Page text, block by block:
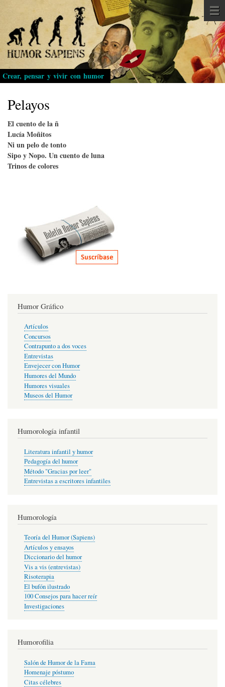
Pasar
al
contenido
principal
Crear, pensar y vivir con humor
Pelayos
El cuento de la ñ
Lucía Moñitos
Ni un pelo de tonto
Sipo y Nopo. Un cuento de luna
Trinos de colores
Humor Gráfico
Artículos
Concursos
Contrapunto a dos voces
Entrevistas
Envejecer con Humor
Humores del Mundo
Humores visuales
Museos del Humor
Humorología infantil
Literatura infantil y humor
Pedagogía del humor
Método "Gracias por leer"
Entrevistas a escritores infantiles
Humorología
Teoría del Humor (Sapiens)
Artículos y ensayos
Diccionario del humor
Vis a vis (entrevistas)
Risoterapia
El bufón ilustrado
100 Consejos para hacer reír
Investigaciones
Humorofilia
Salón de Humor de la Fama
Homenaje póstumo
Citas célebres